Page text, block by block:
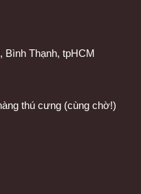
Bình Thạnh, tpHCM
thú cưng (cùng chờ!)